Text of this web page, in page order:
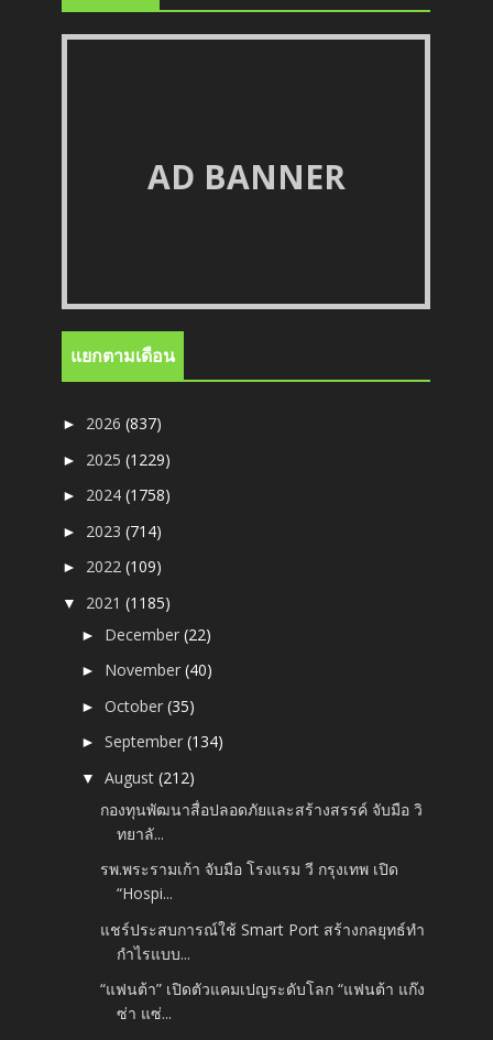
AD BANNER
แยกตามเดือน
► 2026(837)
► 2025(1229)
► 2024(1758)
► 2023(714)
► 2022(109)
▼ 2021(1185)
► December(22)
► November(40)
►October(35)
►September(134)
▼August(212)
กองทุนพัฒนาสื่อปลอดภัยและสร้างสรรค์ จับมือ วิ
ทยาลั...
รพ.พระรามเก้า จับมือ โรงแรม วี กรุงเทพ เปิด
“Hospi...
แชร์ประสบการณ์ใช้ Smart Port สร้างกลยุทธ์ทำ
กำไรแบบ...
“แฟนต้า” เปิดตัวแคมเปญระดับโลก “แฟนต้า แก๊ง
ซ่า แซ่...